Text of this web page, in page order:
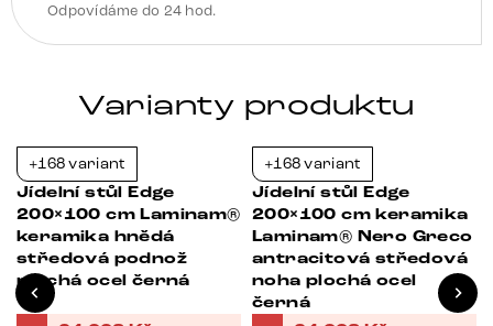
Odpovídáme do 24 hod.
Varianty produktu
+168 variant
Jídelní stůl Edge
200×100 cm Laminam®
keramika hnědá
středová podnož
plochá ocel černá
+168 variant
Jídelní stůl Edge
200×100 cm keramika
Laminam® Nero Greco
antracitová středová
noha plochá ocel
černá